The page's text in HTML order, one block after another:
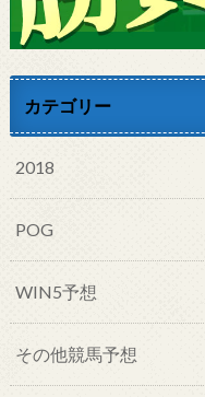
カテゴリー
2018
POG
WIN5予想
その他競馬予想